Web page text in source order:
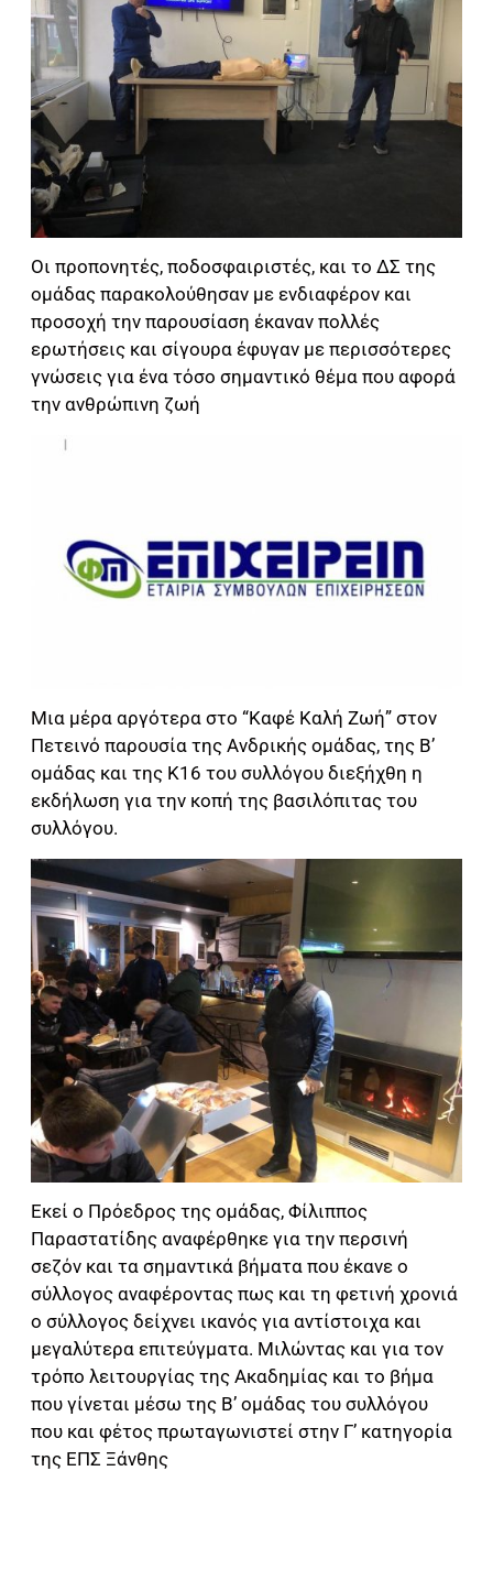
Οι προπονητές, ποδοσφαιριστές, και το ΔΣ της
ομάδας παρακολούθησαν με ενδιαφέρον και
προσοχή την παρουσίαση έκαναν πολλές
ερωτήσεις και σίγουρα έφυγαν με περισσότερες
γνώσεις για ένα τόσο σημαντικό θέμα που αφορά
την ανθρώπινη ζωή
Μια μέρα αργότερα στο “Καφέ Καλή Ζωή” στον
Πετεινό παρουσία της Ανδρικής ομάδας, της Β’
ομάδας και της Κ16 του συλλόγου διεξήχθη η
εκδήλωση για την κοπή της βασιλόπιτας του
συλλόγου.
Εκεί ο Πρόεδρος της ομάδας, Φίλιππος
Παραστατίδης αναφέρθηκε για την περσινή
σεζόν και τα σημαντικά βήματα που έκανε ο
σύλλογος αναφέροντας πως και τη φετινή χρονιά
ο σύλλογος δείχνει ικανός για αντίστοιχα και
μεγαλύτερα επιτεύγματα. Μιλώντας και για τον
τρόπο λειτουργίας της Ακαδημίας και το βήμα
που γίνεται μέσω της Β’ ομάδας του συλλόγου
που και φέτος πρωταγωνιστεί στην Γ’ κατηγορία
της ΕΠΣ Ξάνθης